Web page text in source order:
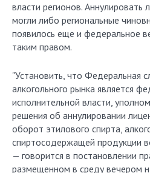
власти регионов. Аннулировать
могли либо региональные
появилось еще и федеральное
таким правом.
"Установить, что Федеральная
алкогольного рынка является
исполнительной власти,
решения об аннулировании
оборот этилового спирта,
спиртосодержащей продукции
— говорится в постановлении
размещенном в среду вечером